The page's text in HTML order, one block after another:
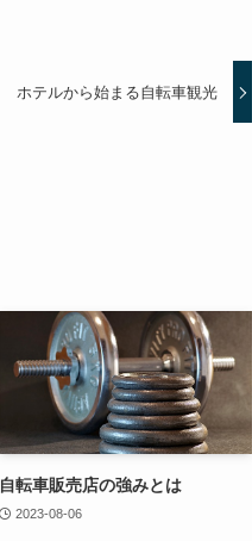
ホテルから始まる自転車観光
自転車販売店の強みとは
2023-08-06